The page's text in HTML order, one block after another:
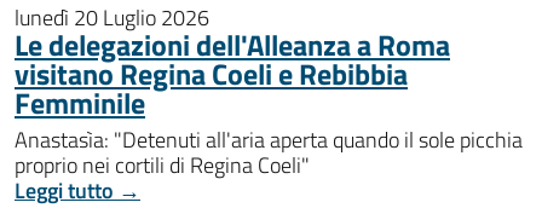
lunedì 20 Luglio 2026
Le delegazioni dell'Alleanza a Roma
visitano Regina Coeli e Rebibbia
Femminile
Anastasìa: "Detenuti all'aria aperta quando il sole picchia
proprio nei cortili di Regina Coeli"
Leggi tutto →